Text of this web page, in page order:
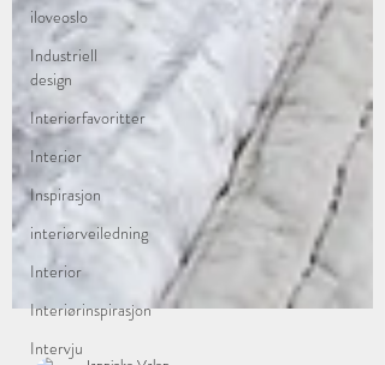
iloveoslo
Industriell
design
Interiørfavoritter
Interiør
Inspirasjon
interiørveiledning
Interior
Interiørinspirasjon
Intervju